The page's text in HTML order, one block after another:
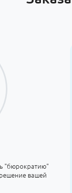
"бюрократию"
вашей